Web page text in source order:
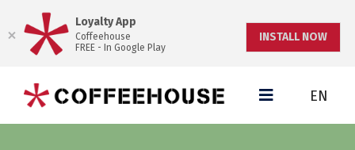
EN
Loyalty App
Coffeehouse
FREE - In Google Play
INSTALL NOW